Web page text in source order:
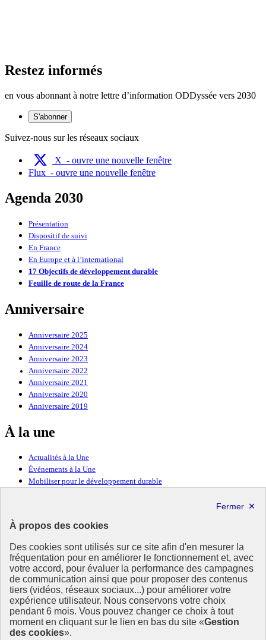
À propos des cookies
Des cookies sont utilisés sur ce site afin d'en mesurer la
fréquentation pour en améliorer le fonctionnement et, avec
votre accord, pour évaluer la performance des campagnes
de communication ainsi que pour proposer des contenus
tiers (vidéos, réseaux sociaux...) pour améliorer votre
expérience utilisateur. Nous conservons votre choix
pendant 6 mois. Vous pouvez changer ce choix à tout
moment en cliquant sur le lien en bas du site «Gestion
des cookies».
Restez informés
en vous abonnant à notre lettre d’information ODDyssée vers 2030
S'abonner
Suivez-nous sur les réseaux sociaux
X - ouvre une nouvelle fenêtre
Flux - ouvre une nouvelle fenêtre
Agenda 2030
Présentation
Dispositif de suivi
En France
En Europe et à l’international
17 Objectifs de développement durable
Feuille de route de la France
Anniversaire
Anniversaire 2025
Anniversaire 2024
Anniversaire 2023
Anniversaire 2022
Anniversaire 2021
Anniversaire 2020
Anniversaire 2019
À la une
Actualités à la Une
Événements à la Une
Mobiliser pour le développement durable
Ressources
Ressources
La Méth’ODD
Gouvernement
Ce site propose l’information de référence concernant l’Agenda
2030 et la feuille de route de la France. Il valorise la mobilisation de
tous les acteurs.